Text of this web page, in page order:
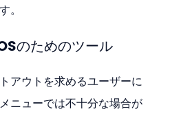
。
のためのツール
アウトを求めるユーザーに
ニューでは不十分な場合が